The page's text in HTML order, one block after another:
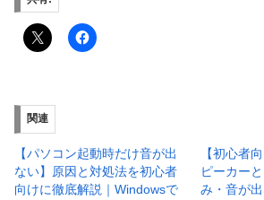
関連
【パソコン起動時だけ音が出
ない】原因と対処法を初心者
向けに徹底解説｜Windowsで
【初心者
ピーカー
み・音が